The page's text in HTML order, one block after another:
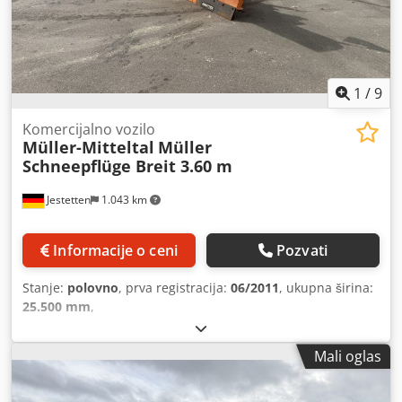
1 /9
Jestetten 1.043 km
Komercijalno vozilo
Müller-Mitteltal Müller
Schneepflüge Breit 3.60 m
Informacije o ceni Pozvati
Stanje: polovno, prva registracija: 06/2011, ukupna širina:
25.500 mm,
Mali oglas